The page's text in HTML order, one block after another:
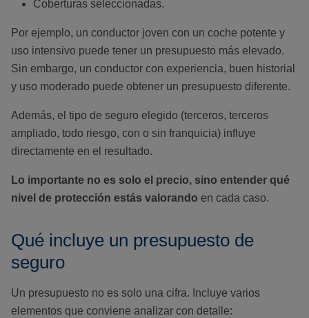
Coberturas seleccionadas.
Por ejemplo, un conductor joven con un coche potente y
uso intensivo puede tener un presupuesto más elevado.
Sin embargo, un conductor con experiencia, buen historial
y uso moderado puede obtener un presupuesto diferente.
Además, el tipo de seguro elegido (terceros, terceros
ampliado, todo riesgo, con o sin franquicia) influye
directamente en el resultado.
Lo importante no es solo el precio, sino entender qué
nivel de protección estás valorando en cada caso.
Qué incluye un presupuesto de
seguro
Un presupuesto no es solo una cifra. Incluye varios
elementos que conviene analizar con detalle: